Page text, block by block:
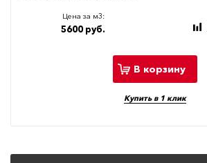
Цена за м3:
5600 руб.
В корзину
Купить в 1 клик